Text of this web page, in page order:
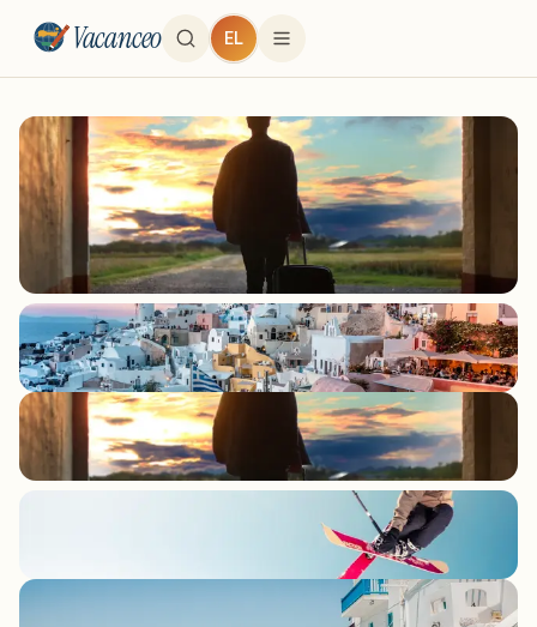
Vacanceo EL